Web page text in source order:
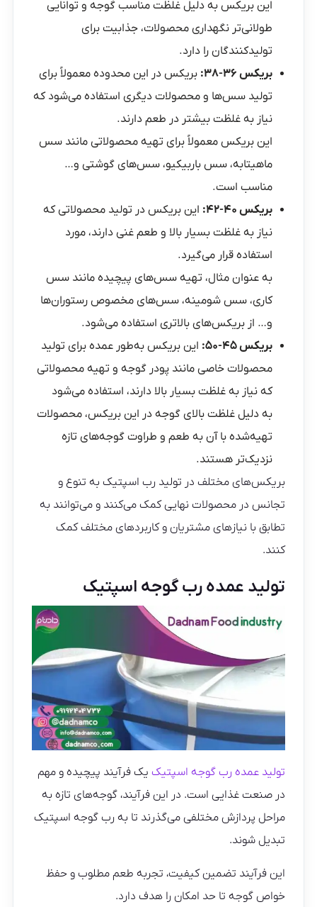
این بریکس به دلیل غلظت مناسب گوجه و توانایی
طولانی‌تر نگهداری محصولات، جذابیت برای
تولیدکنندگان را دارد.
بریکس ۳۶-۳۸:
بریکس در این محدوده معمولاً برای
تولید سس‌ها و محصولات دیگری استفاده می‌شود که
نیاز به غلظت بیشتر در طعم دارند.
این بریکس معمولاً برای تهیه محصولاتی مانند سس
ماهیتابه، سس باربیکیو، سس‌های گوشتی و…
مناسب است.
بریکس ۴۰-۴۲:
این بریکس در تولید محصولاتی که
نیاز به غلظت بسیار بالا و طعم غنی دارند، مورد
استفاده قرار می‌گیرد.
به عنوان مثال، تهیه سس‌های پیچیده مانند سس
کاری، سس شومینه، سس‌های مخصوص رستوران‌ها
و… از بریکس‌های بالاتری استفاده می‌شود.
بریکس ۴۵-۵۰:
این بریکس به‌طور عمده برای تولید
محصولات خاصی مانند پودر گوجه و تهیه محصولاتی
که نیاز به غلظت بسیار بالا دارند، استفاده می‌شود
به دلیل غلظت بالای گوجه در این بریکس، محصولات
تهیه‌شده با آن به طعم و طراوت گوجه‌های تازه
نزدیک‌تر هستند.
بریکس‌های مختلف در تولید رب اسپتیک به تنوع و
تجانس در محصولات نهایی کمک می‌کنند و می‌توانند به
تطابق با نیازهای مشتریان و کاربردهای مختلف کمک
کنند.
تولید عمده رب گوجه اسپتیک
تولید عمده رب گوجه اسپتیک یک فرآیند پیچیده و مهم
در صنعت غذایی است. در این فرآیند، گوجه‌های تازه به
مراحل پردازش مختلفی می‌گذرند تا به رب گوجه اسپتیک
تبدیل شوند.
این فرآیند تضمین کیفیت، تجربه طعم مطلوب و حفظ
خواص گوجه تا حد امکان را هدف دارد.